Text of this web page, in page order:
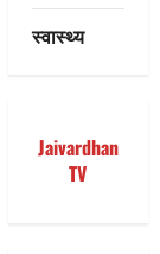
स्वास्थ्य
Jaivardhan
TV